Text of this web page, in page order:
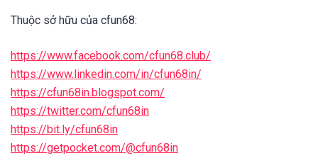
Thuộc sở hữu của cfun68:
https://www.facebook.com/cfun68.club/
https://www.linkedin.com/in/cfun68in/
https://cfun68in.blogspot.com/
https://twitter.com/cfun68in
https://bit.ly/cfun68in
https://getpocket.com/@cfun68in